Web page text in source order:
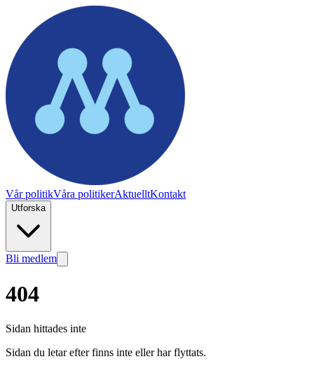
Vår politikVåra politikerAktuelltKontakt
Utforska
Bli medlem
404
Sidan hittades inte
Sidan du letar efter finns inte eller har flyttats.